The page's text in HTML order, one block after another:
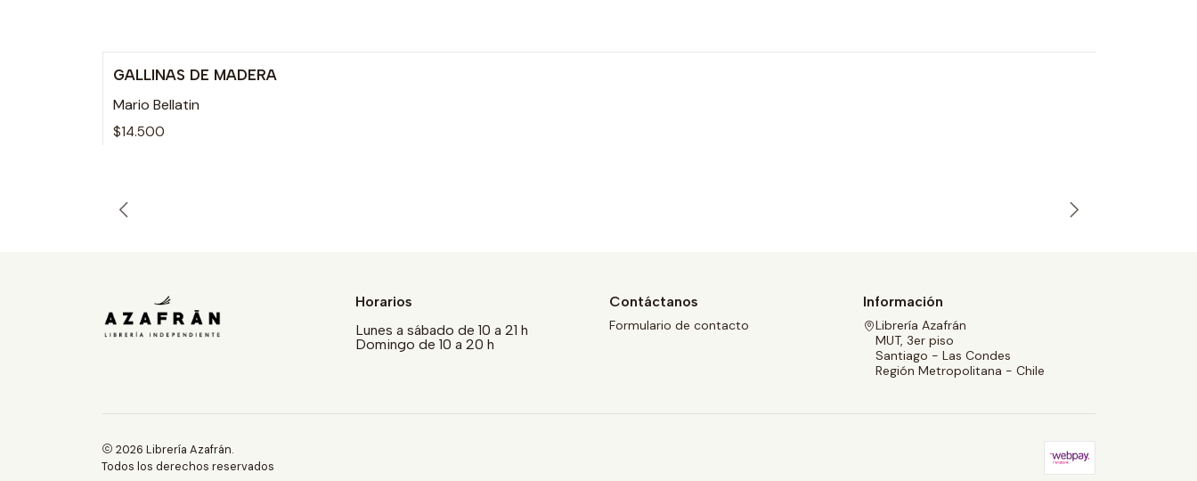
GALLINAS DE MADERA
Mario Bellatin
$14.500
Horarios
Lunes a sábado de 10 a 21 h
Domingo de 10 a 20 h
Contáctanos
Formulario de contacto
Información
Librería Azafrán
MUT, 3er piso
Santiago - Las Condes
Región Metropolitana - Chile
2026 Librería Azafrán.
Todos los derechos reservados